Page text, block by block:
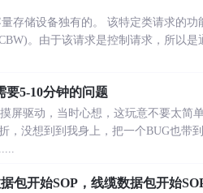
量存储设备独有的。 该特定类请求的功
。由于该请求是控制请求，所以
要5-10分钟的问题
屏驱动，当时心想，这玩意不要太简
，没想到到我身上，把一个BUG也带
包开始SOP，线缆数据包开始